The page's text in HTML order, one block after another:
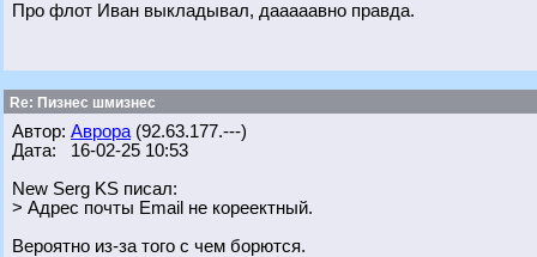
Про флот Иван выкладывал, дааааавно правда.
Re: Пизнес шмизнес
Автор: Аврора (92.63.177.---)
Дата: 16-02-25 10:53
New Serg KS писал:
> Адрес почты Email не кореектный.
Вероятно из-за того с чем борются.